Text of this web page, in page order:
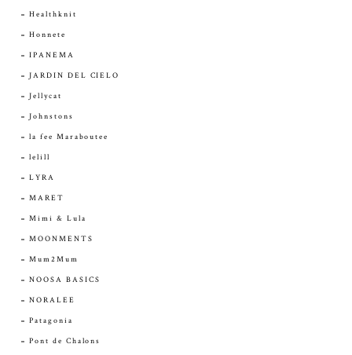
Healthknit
Honnete
IPANEMA
JARDIN DEL CIELO
Jellycat
Johnstons
la fee Maraboutee
lelill
LYRA
MARET
Mimi & Lula
MOONMENTS
Mum2Mum
NOOSA BASICS
NORALEE
Patagonia
Pont de Chalons